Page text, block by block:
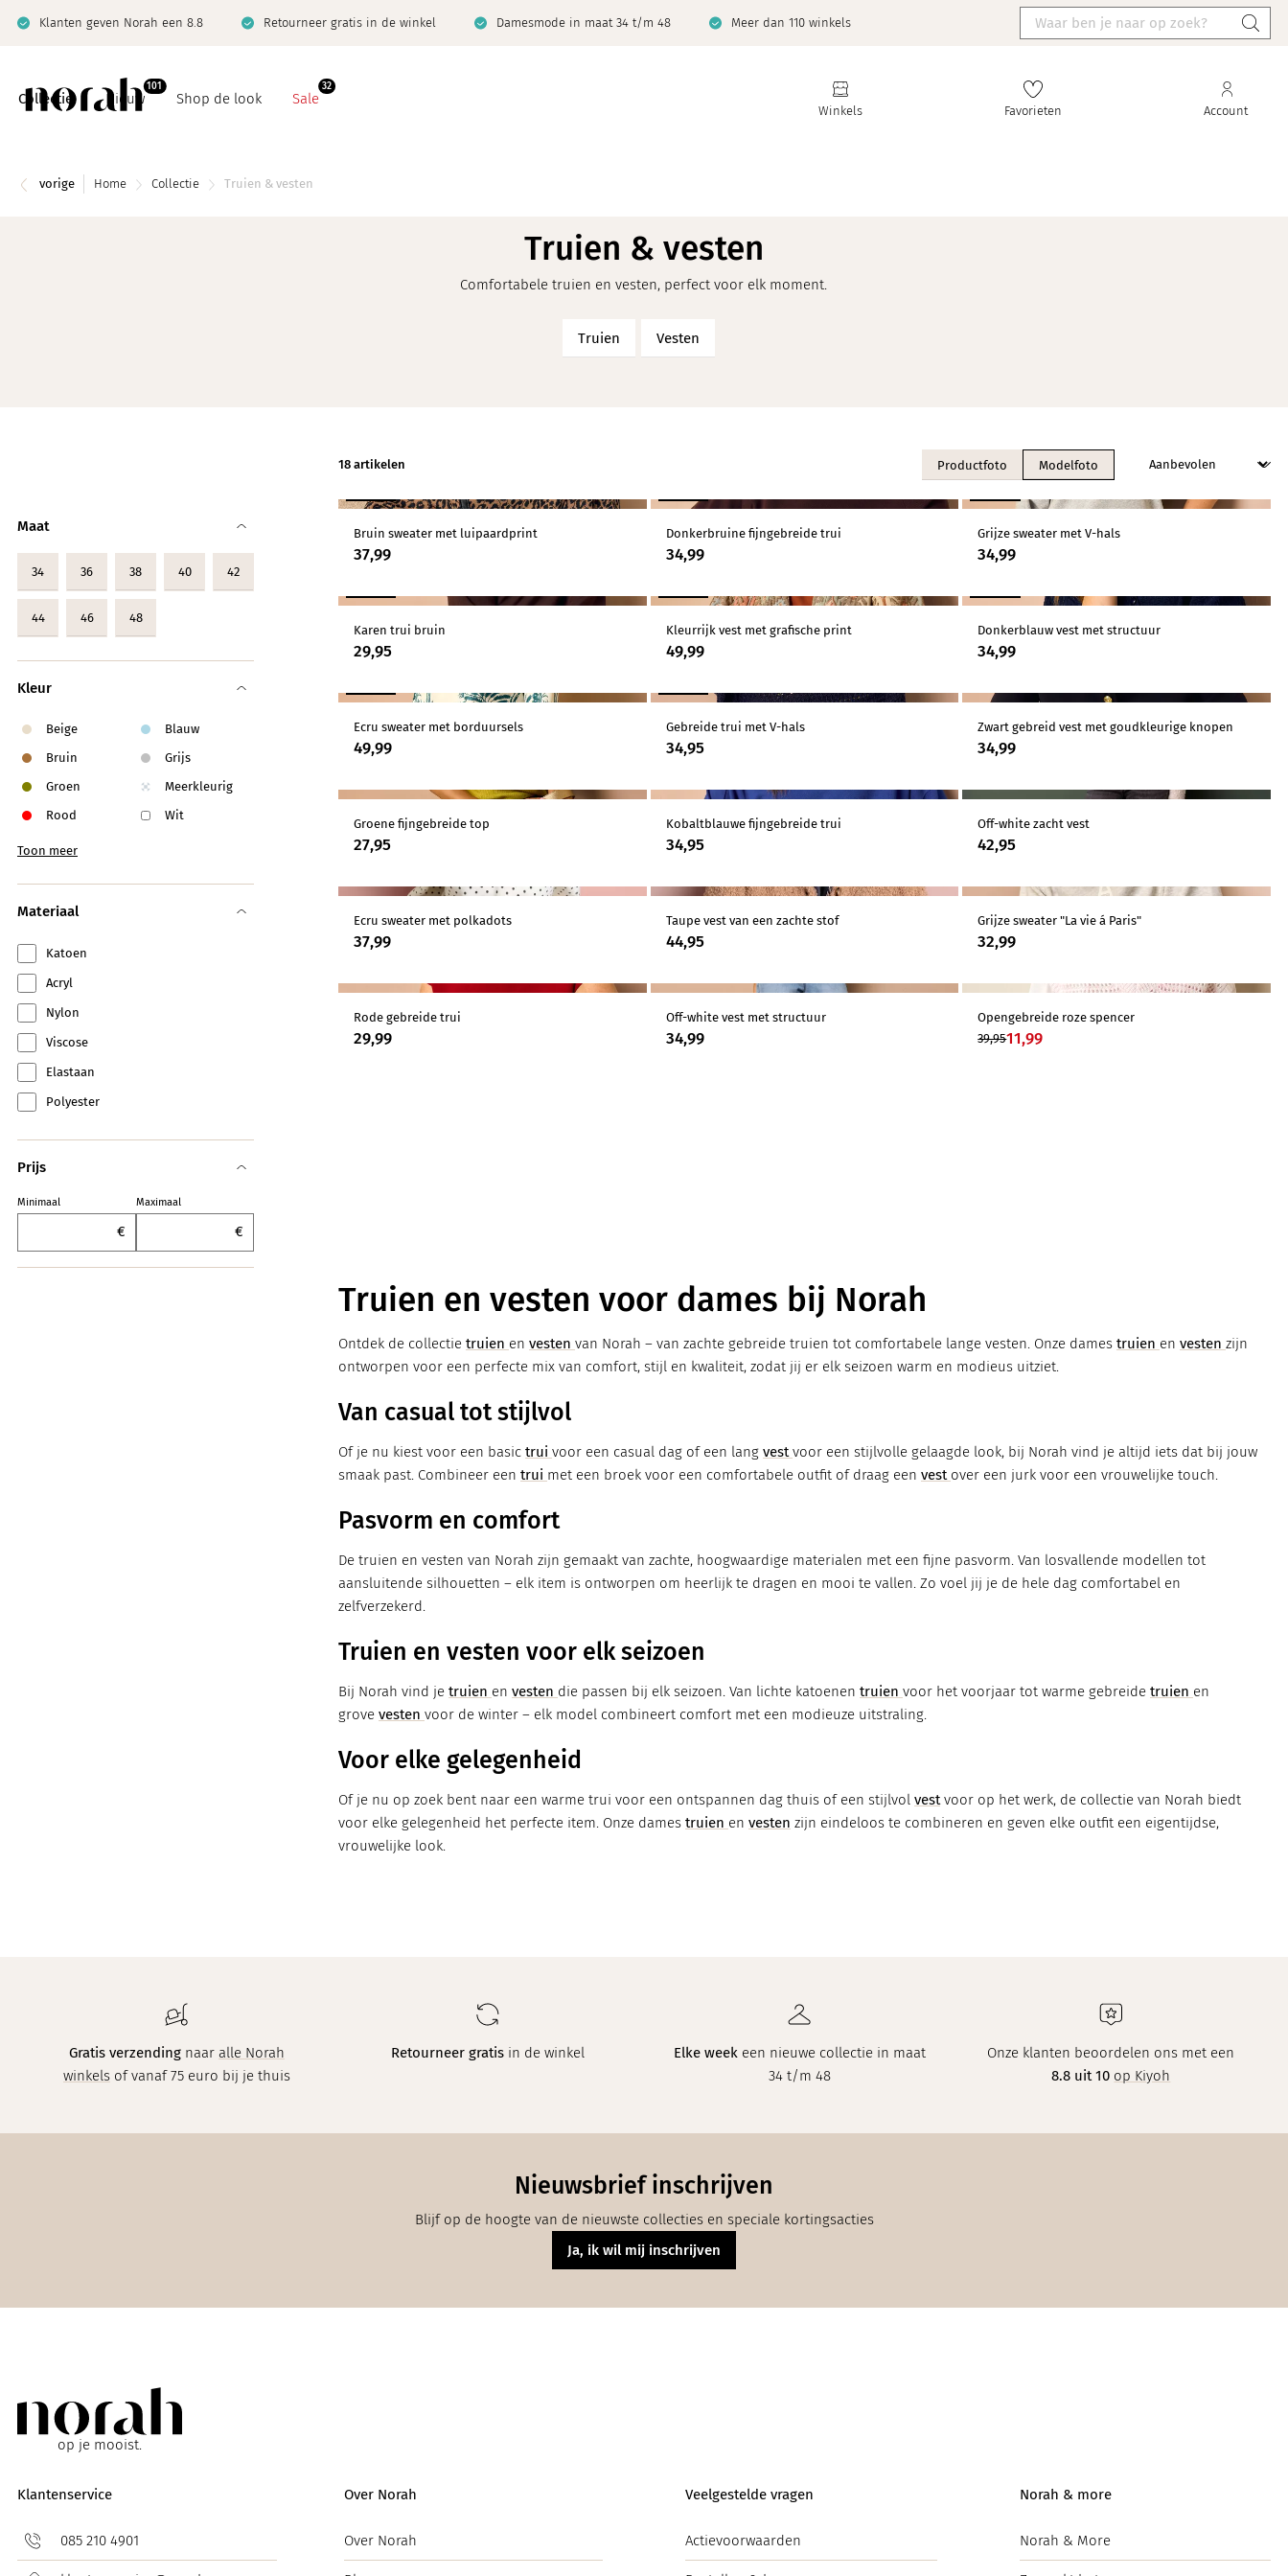
Klanten geven Norah een 8.8 Retourneer gratis in de winkel Damesmode in maat 34 t/m 48 Meer dan 110 winkels
Winkels Favorieten Account
Collectie Nieuw
101
Shop de look Sale
32
Natuurlijke materialen
Norah's deals
vorige Home Collectie Truien & vesten
Truien & vesten
Comfortabele truien en vesten, perfect voor elk moment.
Truien Vesten
Maat
34 36 38 40 42
44 46 48
Kleur
Beige
Blauw
Bruin
Grijs
Groen
Meerkleurig
Rood
Wit
Toon meer
Materiaal
Katoen
Acryl
Nylon
Viscose
Elastaan
Polyester
Prijs
Minimaal
€
Maximaal
€
18 artikelen Productfoto Modelfoto
Bruin sweater met luipaardprint
37,99
Donkerbruine fijngebreide trui
34,99
Grijze sweater met V-hals
34,99
Karen trui bruin
29,95
Kleurrijk vest met grafische print
49,99
Donkerblauw vest met structuur
34,99
Ecru sweater met borduursels
49,99
Gebreide trui met V-hals
34,95
Zwart gebreid vest met goudkleurige knopen
34,99
Groene fijngebreide top
27,95
Kobaltblauwe fijngebreide trui
34,95
Off-white zacht vest
42,95
Ecru sweater met polkadots
37,99
Taupe vest van een zachte stof
44,95
Grijze sweater "La vie á Paris"
32,99
Rode gebreide trui
29,99
Off-white vest met structuur
34,99
-70%
Opengebreide roze spencer
39,9511,99
Truien en vesten voor dames bij Norah
Ontdek de collectie truien en vesten van Norah – van zachte gebreide truien tot comfortabele lange vesten. Onze dames truien en vesten zijn
ontworpen voor een perfecte mix van comfort, stijl en kwaliteit, zodat jij er elk seizoen warm en modieus uitziet.
Van casual tot stijlvol
Of je nu kiest voor een basic trui voor een casual dag of een lang vest voor een stijlvolle gelaagde look, bij Norah vind je altijd iets dat bij jouw
smaak past. Combineer een trui met een broek voor een comfortabele outfit of draag een vest over een jurk voor een vrouwelijke touch.
Pasvorm en comfort
De truien en vesten van Norah zijn gemaakt van zachte, hoogwaardige materialen met een fijne pasvorm. Van losvallende modellen tot
aansluitende silhouetten – elk item is ontworpen om heerlijk te dragen en mooi te vallen. Zo voel jij je de hele dag comfortabel en
zelfverzekerd.
Truien en vesten voor elk seizoen
Bij Norah vind je truien en vesten die passen bij elk seizoen. Van lichte katoenen truien voor het voorjaar tot warme gebreide truien en
grove vesten voor de winter – elk model combineert comfort met een modieuze uitstraling.
Voor elke gelegenheid
Of je nu op zoek bent naar een warme trui voor een ontspannen dag thuis of een stijlvol vestvoor op het werk, de collectie van Norah biedt
voor elke gelegenheid het perfecte item. Onze dames truien en vesten zijn eindeloos te combineren en geven elke outfit een eigentijdse,
vrouwelijke look.
Gratis verzendingnaar alle Norah
winkelsof vanaf 75 euro bij je thuis
Retourneer gratis in de winkel Elke weekeen nieuwe collectie in maat
34 t/m 48
Onze klanten beoordelen ons met een
8.8 uit 10 op Kiyoh
Nieuwsbrief inschrijven
Blijf op de hoogte van de nieuwste collecties en speciale kortingsacties
Ja, ik wil mij inschrijven
op je mooist.
Klantenservice
085 210 4901
Over Norah
Over Norah
Veelgestelde vragen
Actievoorwaarden
Norah & more
Norah & More